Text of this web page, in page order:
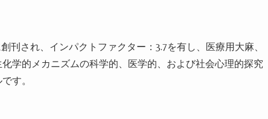
創刊され、インパクトファクター： 3.7を有し、医療用大麻、
学的メカニズムの科学的、医学的、および社会心理的探究
す。